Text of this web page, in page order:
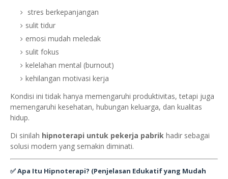
stres berkepanjangan
sulit tidur
emosi mudah meledak
sulit fokus
kelelahan mental (burnout)
kehilangan motivasi kerja
Kondisi ini tidak hanya memengaruhi produktivitas, tetapi juga
memengaruhi kesehatan, hubungan keluarga, dan kualitas
hidup.
Di sinilah hipnoterapi untuk pekerja pabrik hadir sebagai
solusi modern yang semakin diminati.
✅Apa Itu Hipnoterapi? (Penjelasan Edukatif yang Mudah